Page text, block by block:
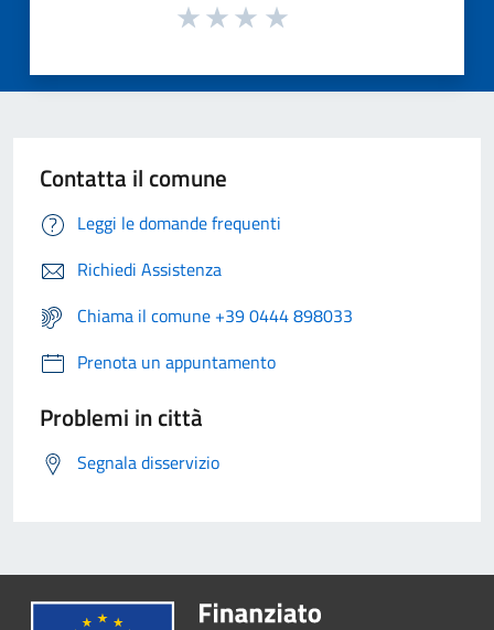
Contatta il comune
Leggi le domande frequenti
Richiedi Assistenza
Chiama il comune +39 0444 898033
Prenota un appuntamento
Problemi in città
Segnala disservizio